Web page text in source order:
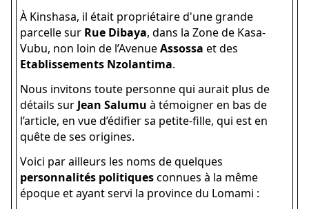
À Kinshasa, il était propriétaire d'une grande
parcelle sur Rue Dibaya, dans la Zone de Kasa-
Vubu, non loin de l’AvenueAssossa et des
Etablissements Nzolantima.
Nous invitons toute personne qui aurait plus de
détails sur Jean Salumu à témoigner en bas de
l’article, en vue d’édifier sa petite-fille, qui est en
quête de ses origines.
Voici par ailleurs les noms de quelques
personnalités politiquesconnues à la même
époque et ayant servi la province du Lomami :